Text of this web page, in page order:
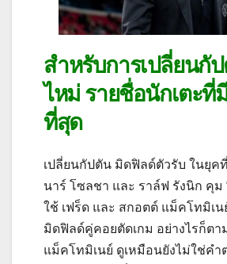
สำหรับการเปลี่ยนกั
ไหม่ รายชื่อนักเตะที่
ที่สุด
เปลี่ยนกัปตัน มิดฟิลด์ตัวรับ ในยุค
นาร์ โซลชา และ ราล์ฟ รังนิก คุม
ใช้ เฟร็ด และ สกอตต์ แม็คโทมิเ
มิดฟิลด์คู่คอยตัดเกม อย่างไรก็ตา
แม็คโทมิเนย์ ดูเหมือนยังไม่ใช่ค